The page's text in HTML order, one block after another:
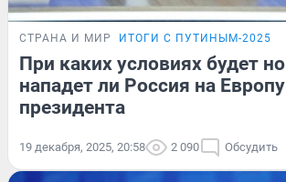
СТРАНА И МИР ИТОГИ С ПУТИНЫМ-2025
При каких условиях будет
нападет ли Россия на
президента
19 декабря, 2025, 20:58 2 090 Обсудить